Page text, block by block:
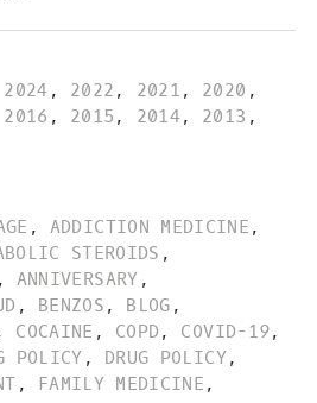
2024 , 2022 , 2021 , 2020 ,
2016 , 2015 , 2014, 2013 ,
, ADDICTION MEDICINE ,
STEROIDS ,
, ANNIVERSARY ,
, BENZOS , BLOG ,
COCAINE , COPD , COVID-19,
POLICY , DRUG POLICY,
, FAMILY MEDICINE ,